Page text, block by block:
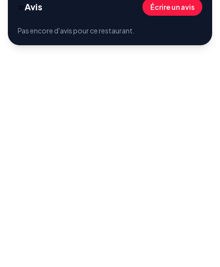
⭐Avis Écrire un avis
Pas encore d'avis pour ce restaurant.